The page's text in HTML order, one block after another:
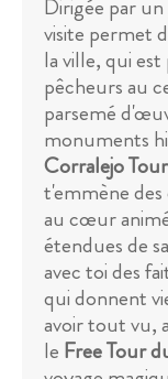
Dirigée par
visite permet
la ville, qui
pêcheurs au
parsemé
monuments
Corralejo Tour
t'emmène
au cœur
étendues de
avec toi des
qui donnent
avoir tout vu,
le Free Tour